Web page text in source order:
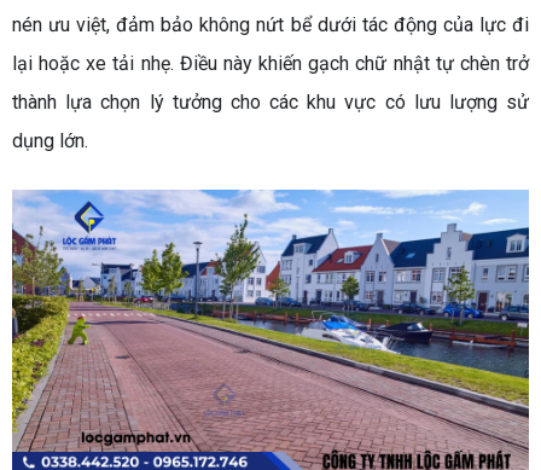
nén ưu việt, đảm bảo không nứt bể dưới tác động của lực đi
lại hoặc xe tải nhẹ. Điều này khiến gạch chữ nhật tự chèn trở
thành lựa chọn lý tưởng cho các khu vực có lưu lượng sử
dụng lớn.